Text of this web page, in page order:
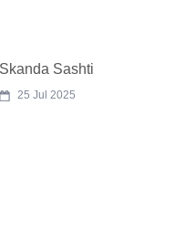
Skanda Sashti
25 Jul 2025